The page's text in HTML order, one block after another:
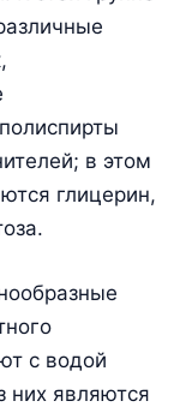
в этом
глицерин,
с водой
них являются